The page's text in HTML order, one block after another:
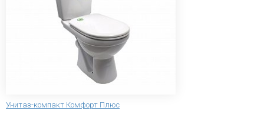
Унитаз-компакт Комфорт Плюс